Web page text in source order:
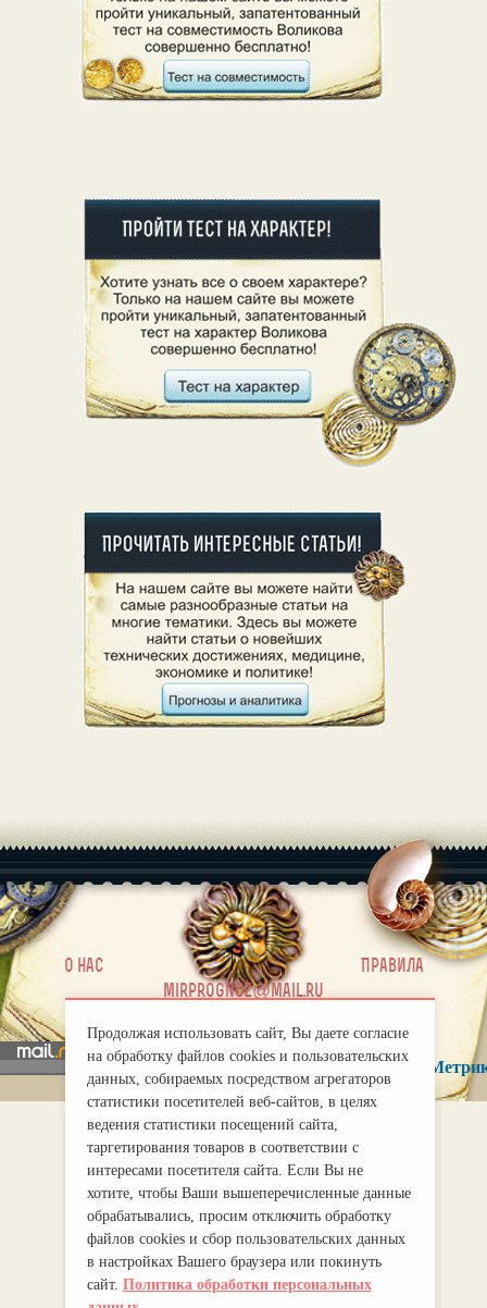
О нас |
Правила
mirprognoz@mail.ru
Продолжая использовать сайт, Вы даете согласие
на обработку файлов cookies и пользовательских
данных, собираемых посредством агрегаторов
статистики посетителей веб-сайтов, в целях
ведения статистики посещений сайта,
таргетирования товаров в соответствии с
интересами посетителя сайта. Если Вы не
хотите, чтобы Ваши вышеперечисленные данные
обрабатывались, просим отключить обработку
файлов cookies и сбор пользовательских данных
в настройках Вашего браузера или покинуть
сайт. Политика обработки персональных